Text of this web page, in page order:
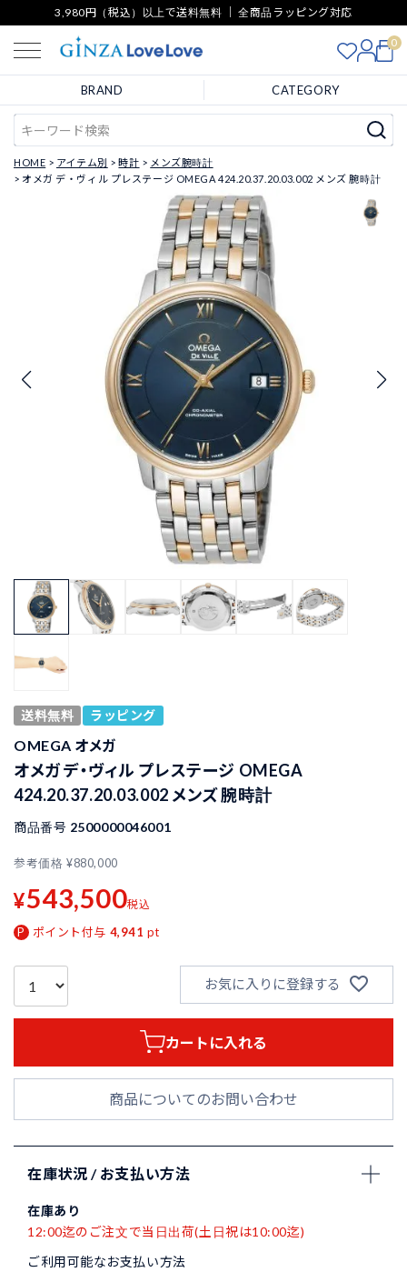
3,980円（税込）以上で送料無料 ｜ 全商品ラッピング対応
0
BRAND CATEGORY
HOME アイテム別 時計
メンズ腕時計
オメガ デ・ヴィル プレステージ OMEGA 424.20.37.20.03.002 メンズ 腕時計
送料無料 ラッピング
OMEGA オメガ
オメガ デ・ヴィル プレステージ OMEGA
424.20.37.20.03.002 メンズ 腕時計
商品番号 2500000046001
参考価格 ¥880,000
¥543,500税込
ポイント付与 4,941 pt
お気に入りに登録する
カートに入れる
商品についてのお問い合わせ
在庫状況 / お支払い方法
在庫あり
12:00迄のご注文で当日出荷(土日祝は10:00迄)
ご利用可能なお支払い方法